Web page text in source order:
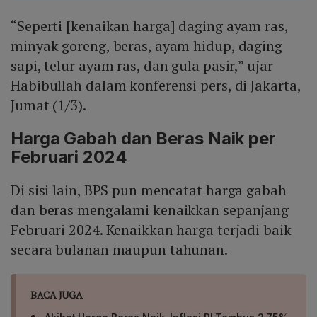
yang mencatat penurunan. Karena luasnya konsumsi
dan sensitivitas harga beras, kontribusinya lebih
signifikan dibandingkan komoditas lain dalam
menghitung total inflasi.
“Seperti [kenaikan harga] daging ayam ras,
minyak goreng, beras, ayam hidup, daging
sapi, telur ayam ras, dan gula pasir,” ujar
Habibullah dalam konferensi pers, di Jakarta,
Jumat (1/3).
Harga Gabah dan Beras Naik per
Februari 2024
Di sisi lain, BPS pun mencatat harga gabah
dan beras mengalami kenaikkan sepanjang
Februari 2024. Kenaikkan harga terjadi baik
secara bulanan maupun tahunan.
BACA JUGA